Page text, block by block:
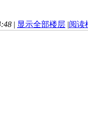
| 显示全部楼层 |阅读